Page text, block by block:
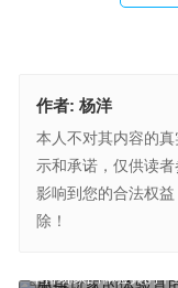
作者: 杨洋
本人不对其内容的
示和承诺，仅供读
影响到您的合法权
除！
单排玩家的体验真的不